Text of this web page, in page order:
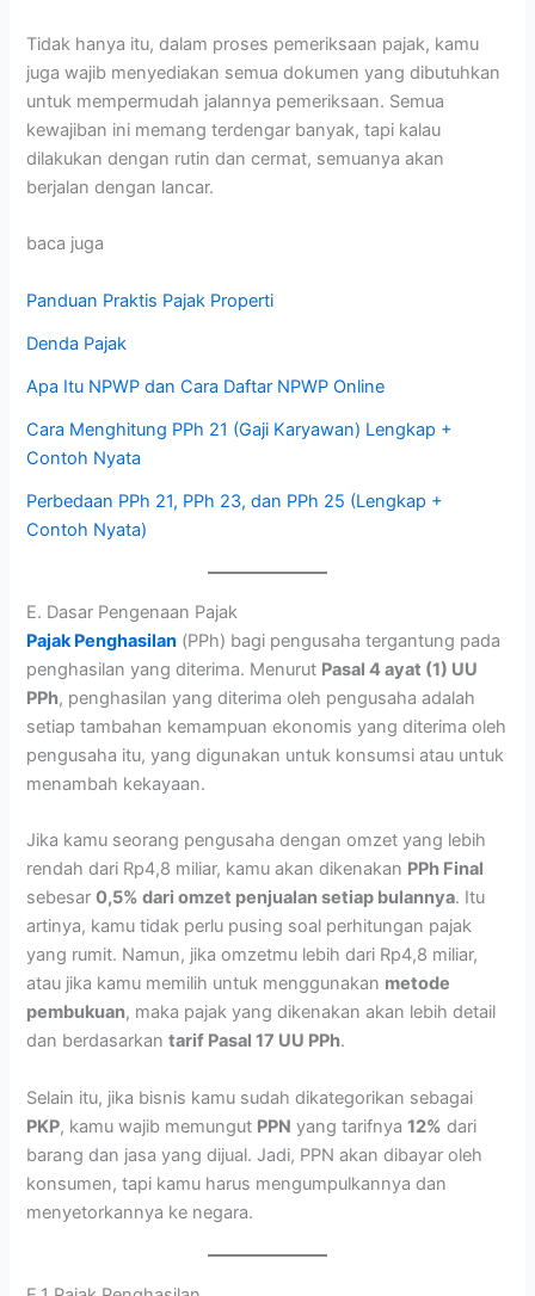
Tidak hanya itu, dalam proses pemeriksaan pajak, kamu
juga wajib menyediakan semua dokumen yang dibutuhkan
untuk mempermudah jalannya pemeriksaan. Semua
kewajiban ini memang terdengar banyak, tapi kalau
dilakukan dengan rutin dan cermat, semuanya akan
berjalan dengan lancar.
baca juga
Panduan Praktis Pajak Properti
Denda Pajak
Apa Itu NPWP dan Cara Daftar NPWP Online
Cara Menghitung PPh 21 (Gaji Karyawan) Lengkap +
Contoh Nyata
Perbedaan PPh 21, PPh 23, dan PPh 25 (Lengkap +
Contoh Nyata)
E. Dasar Pengenaan Pajak
Pajak Penghasilan (PPh) bagi pengusaha tergantung pada
penghasilan yang diterima. Menurut Pasal 4 ayat (1) UU
PPh, penghasilan yang diterima oleh pengusaha adalah
setiap tambahan kemampuan ekonomis yang diterima oleh
pengusaha itu, yang digunakan untuk konsumsi atau untuk
menambah kekayaan.
Jika kamu seorang pengusaha dengan omzet yang lebih
rendah dari Rp4,8 miliar, kamu akan dikenakan PPh Final
sebesar0,5% dari omzet penjualan setiap bulannya. Itu
artinya, kamu tidak perlu pusing soal perhitungan pajak
yang rumit. Namun, jika omzetmu lebih dari Rp4,8 miliar,
atau jika kamu memilih untuk menggunakan metode
pembukuan, maka pajak yang dikenakan akan lebih detail
dan berdasarkantarif Pasal 17 UU PPh.
Selain itu, jika bisnis kamu sudah dikategorikan sebagai
PKP, kamu wajib memungut PPN yang tarifnya12% dari
barang dan jasa yang dijual. Jadi, PPN akan dibayar oleh
konsumen, tapi kamu harus mengumpulkannya dan
menyetorkannya ke negara.